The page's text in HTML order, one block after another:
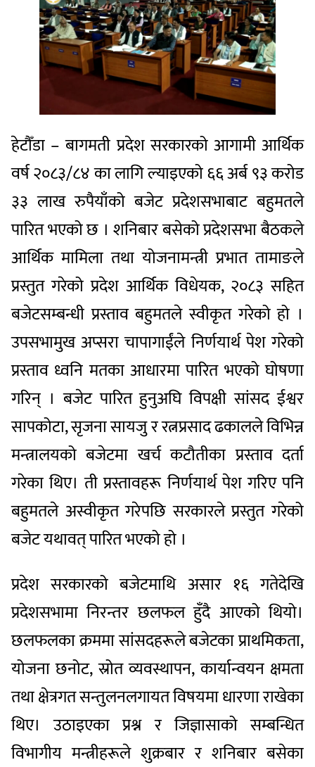
हेटौँडा – बागमती प्रदेश सरकारको आगामी आर्थिक
वर्ष २०८३/८४ का लागि ल्याइएको ६६ अर्ब ९३ करोड
३३ लाख रुपैयाँको बजेट प्रदेशसभाबाट बहुमतले
पारित भएको छ । शनिबार बसेको प्रदेशसभा बैठकले
आर्थिक मामिला तथा योजनामन्त्री प्रभात तामाङले
प्रस्तुत गरेको प्रदेश आर्थिक विधेयक, २०८३ सहित
बजेटसम्बन्धी प्रस्ताव बहुमतले स्वीकृत गरेको हो ।
उपसभामुख अप्सरा चापागाईंले निर्णयार्थ पेश गरेको
प्रस्ताव ध्वनि मतका आधारमा पारित भएको घोषणा
गरिन् । बजेट पारित हुनुअघि विपक्षी सांसद ईश्वर
सापकोटा, सृजना सायजु र रत्नप्रसाद ढकालले विभिन्न
मन्त्रालयको बजेटमा खर्च कटौतीका प्रस्ताव दर्ता
गरेका थिए। ती प्रस्तावहरू निर्णयार्थ पेश गरिए पनि
बहुमतले अस्वीकृत गरेपछि सरकारले प्रस्तुत गरेको
बजेट यथावत् पारित भएको हो ।
प्रदेश सरकारको बजेटमाथि असार १६ गतेदेखि
प्रदेशसभामा निरन्तर छलफल हुँदै आएको थियो।
छलफलका क्रममा सांसदहरूले बजेटका प्राथमिकता,
योजना छनोट, स्रोत व्यवस्थापन, कार्यान्वयन क्षमता
तथा क्षेत्रगत सन्तुलनलगायत विषयमा धारणा राखेका
थिए। उठाइएका प्रश्न र जिज्ञासाको सम्बन्धित
विभागीय मन्त्रीहरूले शुक्रबार र शनिबार बसेका